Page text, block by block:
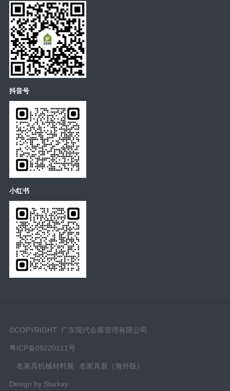
抖音号
小红书
©COPYRIGHT 广东现代会展管理有限公司.
粤ICP备09220111号
名家具机械材料展 名家具展（海外版）
Design by Starkay